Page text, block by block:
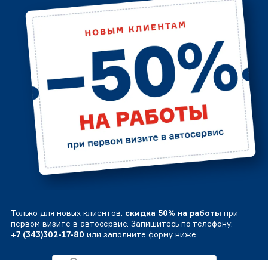
Только для новых клиентов: скидка 50% на работы при
первом визите в автосервис. Запишитесь по телефону:
+7 (343)302-17-80 или заполните форму ниже